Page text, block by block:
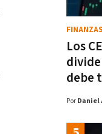
Los
debe
FINANZAS
Por